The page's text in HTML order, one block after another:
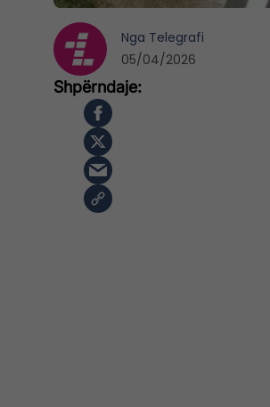
Nga Telegrafi
05/04/2026